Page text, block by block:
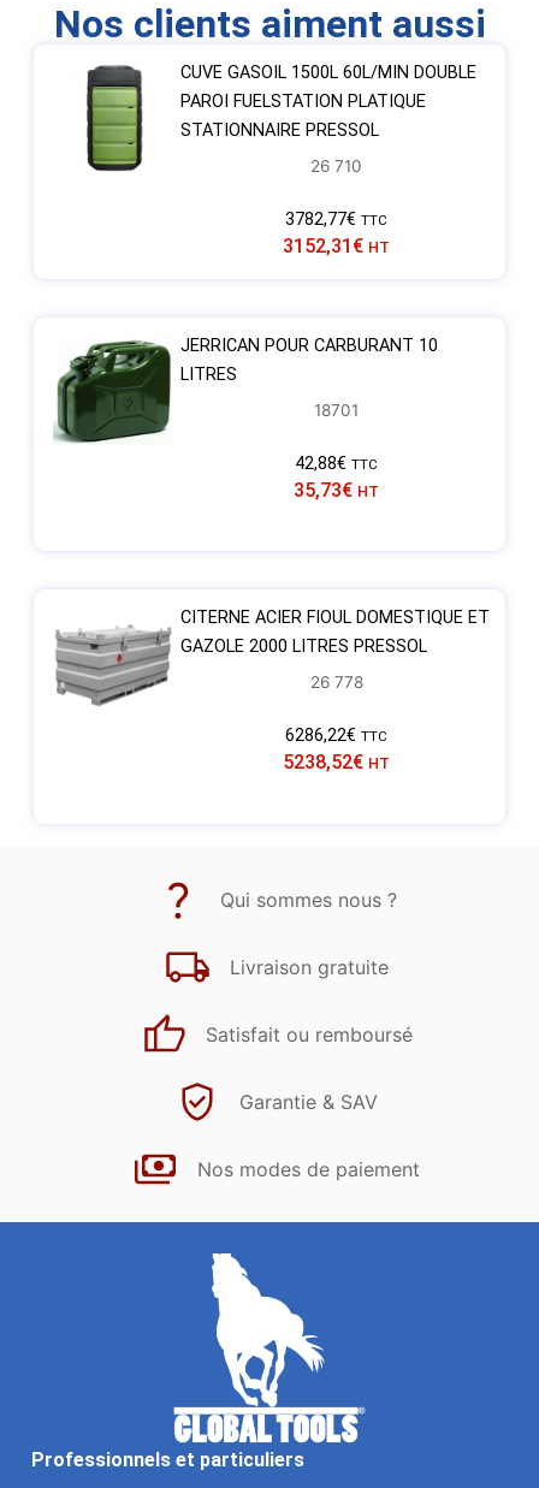
Nos clients aiment aussi
CUVE GASOIL 1500L 60L/MIN DOUBLE
PAROI FUELSTATION PLATIQUE
STATIONNAIRE PRESSOL
26 710
3782,77€ TTC
3152,31 € HT
JERRICAN POUR CARBURANT 10
LITRES
18701
42,88€ TTC
35,73€ HT
CITERNE ACIER FIOUL DOMESTIQUE ET
GAZOLE 2000 LITRES PRESSOL
26 778
6286,22€ TTC
5238,52€ HT
Qui sommes nous ?
Livraison gratuite
Satisfait ou remboursé
Garantie & SAV
Nos modes de paiement
Professionnels et particuliers